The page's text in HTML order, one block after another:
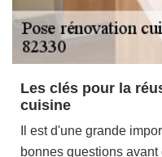
Les clés pour la
cuisine
Il est d'une grande
bonnes questions